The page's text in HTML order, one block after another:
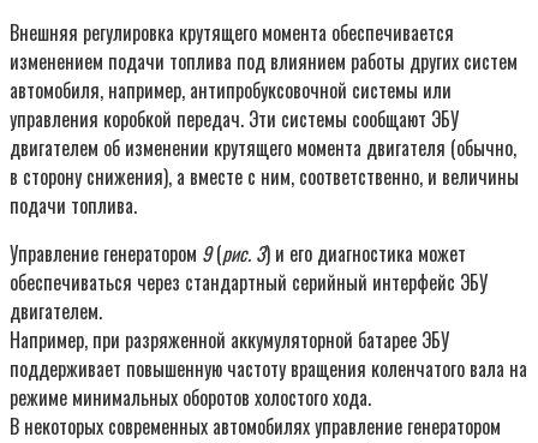
Внешняя регулировка крутящего момента обеспечивается
изменением подачи топлива под влиянием работы других систем
автомобиля, например, антипробуксовочной системы или
управления коробкой передач. Эти системы сообщают ЭБУ
двигателем об изменении крутящего момента двигателя (обычно,
в сторону снижения), а вместе с ним, соответственно, и величины
подачи топлива.
Управление генератором 9(рис. 3) и его диагностика может
обеспечиваться через стандартный серийный интерфейс ЭБУ
двигателем.
Например, при разряженной аккумуляторной батарее ЭБУ
поддерживает повышенную частоту вращения коленчатого вала на
режиме минимальных оборотов холостого хода.
В некоторых современных автомобилях управление генератором